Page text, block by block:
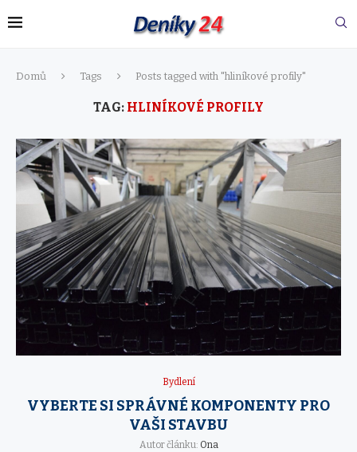
Domů Tags Posts tagged with "hliníkové profily"
TAG: HLINÍKOVÉ PROFILY
Bydlení
VYBERTE SI SPRÁVNÉ KOMPONENTY PRO
VAŠI STAVBU
Autor článku: Ona